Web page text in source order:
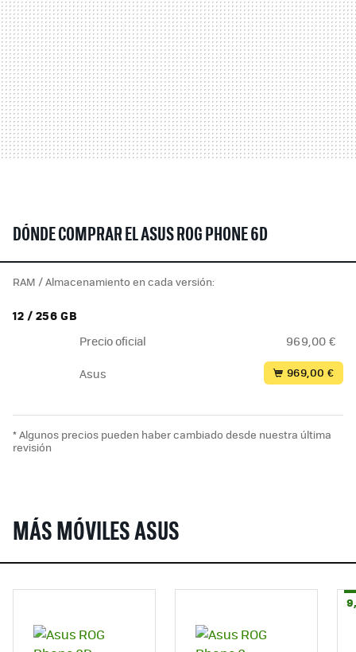
DÓNDE COMPRAR EL ASUS ROG PHONE 6D
RAM / Almacenamiento en cada versión:
12 / 256 GB
Precio oficial 969,00 €
Asus 969,00 €
* Algunos precios pueden haber cambiado desde nuestra última
revisión
MÁS MÓVILES ASUS